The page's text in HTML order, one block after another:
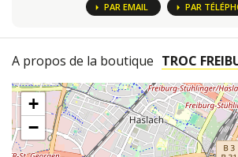
PAR EMAIL PAR
A propos de la boutique TROC
+
−